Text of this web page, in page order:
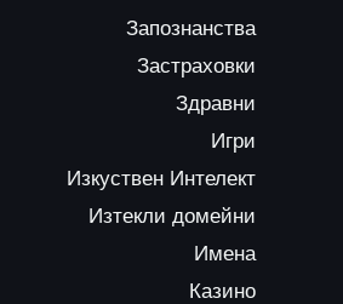
Запознанства
Застраховки
Здравни
Игри
Изкуствен Интелект
Изтекли домейни
Имена
Казино